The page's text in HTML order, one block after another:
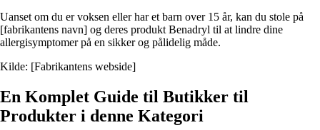
Uanset om du er voksen eller har et barn over 15 år, kan du stole på
[fabrikantens navn] og deres produkt Benadryl til at lindre dine
allergisymptomer på en sikker og pålidelig måde.
Kilde: [Fabrikantens webside]
En Komplet Guide til Butikker til
Produkter i denne Kategori